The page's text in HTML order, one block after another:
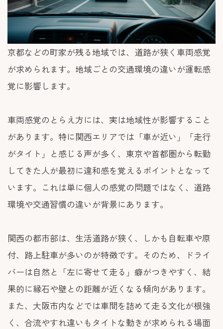
京都などの町家が残る地域では、道路が狭く車両感覚
が求められます。地域ごとの交通環境の違いが運転感
覚に影響します。
車両感覚のとらえ方には、実は地域性が影響すること
があります。特に関西エリアでは「車が近い」「走行
がタイト」と感じる声が多く、東京や首都圏から転勤
してきた人が最初に違和感を覚えるポイントとなって
います。これは単に個人の感覚の問題ではなく、道路
環境や交通習慣の違いが背景にあります。
関西の都市部は、生活道路が狭く、しかも自転車や原
付、路上駐車が多いのが特徴です。そのため、ドライ
バーは自然と「左に寄せて走る」癖がつきやすく、結
果的に縁石や壁との距離が近くなる傾向があります。
また、大阪市内などでは車間を詰めて走る文化が根強
く、合流やすれ違いもタイトな動きが求められる場面